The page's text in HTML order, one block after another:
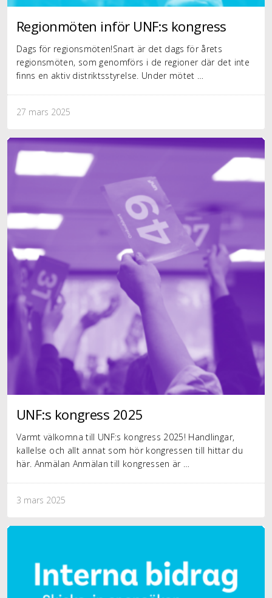
Regionmöten inför UNF:s kongress
Dags för regionsmöten!Snart är det dags för årets
regionsmöten, som genomförs i de regioner där det inte
finns en aktiv distriktsstyrelse. Under mötet …
27 mars 2025
UNF:s kongress 2025
Varmt välkomna till UNF:s kongress 2025! Handlingar,
kallelse och allt annat som hör kongressen till hittar du
här. Anmälan Anmälan till kongressen är …
3 mars 2025